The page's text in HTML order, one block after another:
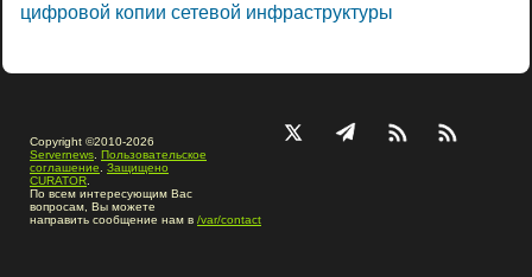
цифровой копии сетевой инфраструктуры
Copyright ©2010-2026
Servernews Пользовательское
соглашение
Защищено
CURATOR
По всем интересующим Вас
вопросам, Вы можете
направить сообщение нам в /var/contact